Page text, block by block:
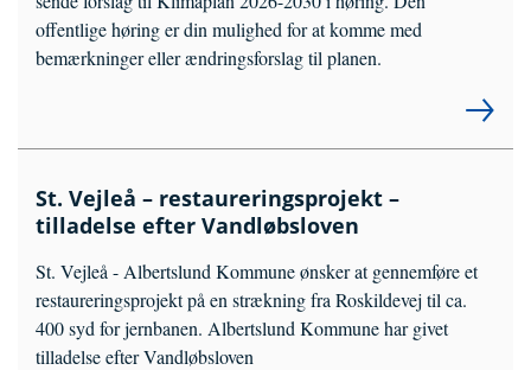
offentlige høring er din mulighed for at komme med
bemærkninger eller ændringsforslag til planen.
St. Vejleå – restaureringsprojekt –
tilladelse efter Vandløbsloven
St. Vejleå - Albertslund Kommune ønsker at gennemføre et
restaureringsprojekt på en strækning fra Roskildevej til ca.
400 syd for jernbanen. Albertslund Kommune har givet
tilladelse efter Vandløbsloven